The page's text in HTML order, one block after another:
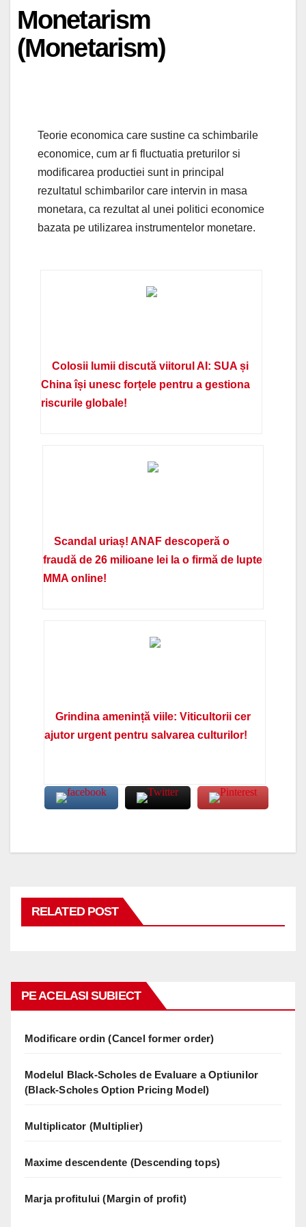
Monetarism
(Monetarism)
Teorie economica care sustine ca schimbarile
economice, cum ar fi fluctuatia preturilor si
modificarea productiei sunt in principal
rezultatul schimbarilor care intervin in masa
monetara, ca rezultat al unei politici economice
bazata pe utilizarea instrumentelor monetare.
Colosii lumii discută viitorul AI: SUA și
China își unesc forțele pentru a gestiona
riscurile globale!
Scandal uriaș! ANAF descoperă o
fraudă de 26 milioane lei la o firmă de lupte
MMA online!
Grindina amenință viile: Viticultorii cer
ajutor urgent pentru salvarea culturilor!
RELATED POST
PE ACELASI SUBIECT
Modificare ordin (Cancel former order)
Modelul Black-Scholes de Evaluare a Optiunilor
(Black-Scholes Option Pricing Model)
Multiplicator (Multiplier)
Maxime descendente (Descending tops)
Marja profitului (Margin of profit)